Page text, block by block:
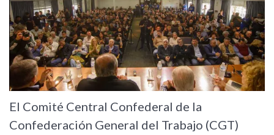
El Comité Central Confederal de la
Confederación General del Trabajo (CGT)